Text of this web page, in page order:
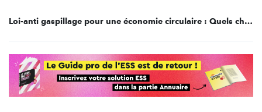
Loi-anti gaspillage pour une économie circulaire : Quels changements pour votre entreprise ?